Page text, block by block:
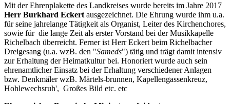
Mit der Ehrenplakette des Landkreises wurde bereits im Jahre 2017
Herr Burkhard Eckert ausgezeichnet. Die Ehrung wurde ihm u.a.
für seine jahrelange Tätigkeit als Organist, Leiter des Kirchenchores,
sowie für die lange Zeit als erster Vorstand bei der Musikkapelle
Richelbach überreicht. Ferner ist Herr Eckert beim Richelbacher
Dreigesang (u.a. wzB. den "Sameds") tätig und trägt damit intensiv
zur Erhaltung der Heimatkultur bei. Honoriert wurde auch sein
ehrenamtlicher Einsatz bei der Erhaltung verschiedener Anlagen
bzw. Denkmäler wzB. Märtels-brunnen, Kapellengassenkreuz,
Hohlewechsruh', Großes Bild etc. etc